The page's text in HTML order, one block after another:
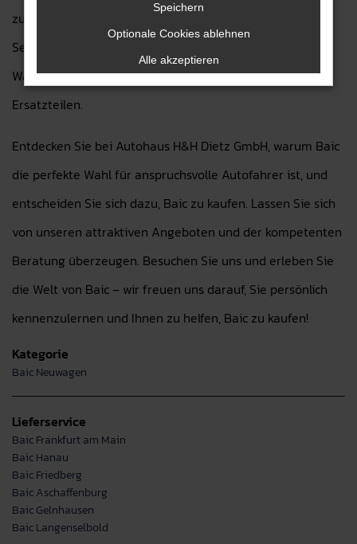
zufrieden sind. Zusätzlich bieten wir eine Reihe von
Services für Baic Fahrzeuge an, von Inspektionen und
Wartungen bis hin zu spezifischen Reparaturen und
Ersatzteilen.
Entdecken Sie bei Autohaus H&H Dietz GmbH, warum Baic
die perfekte Wahl für anspruchsvolle Autofahrer ist, und
entscheiden Sie sich dazu, Baic zu kaufen. Lassen Sie sich
von unseren attraktiven Angeboten und der kompetenten
Beratung überzeugen. Besuchen Sie uns und erleben Sie
die Welt von Baic – wir freuen uns darauf, Sie persönlich
kennenzulernen und Ihnen zu helfen, Baic zu kaufen!
Kategorie
Baic Neuwagen
Lieferservice
Baic Frankfurt am Main
Baic Hanau
Baic Friedberg
Baic Aschaffenburg
Baic Gelnhausen
Baic Langenselbold
Speichern
Optionale Cookies ablehnen
Alle akzeptieren